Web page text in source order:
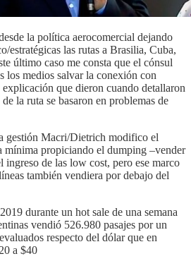
la política aerocomercial dejando
estratégicas las rutas a Brasilia, Cuba,
último caso me consta que el cónsul
los medios salvar la conexión con
que dieron cuando detallaron
la ruta se basaron en problemas de
gestión Macri/Dietrich modifico el
mínima propiciando el dumping –vender
ingreso de las low cost, pero ese marco
también vendiera por debajo del
durante un hot sale de una semana
vendió 526.980 pasajes por un
respecto del dólar que en
a $40